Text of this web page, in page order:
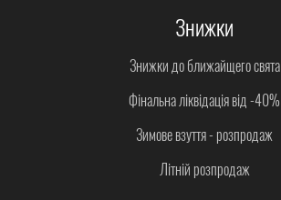
Знижки
Знижки до ближайщего свята
Фінальна ліквідація від -40%
Зимове взуття - розпродаж
Літній розпродаж